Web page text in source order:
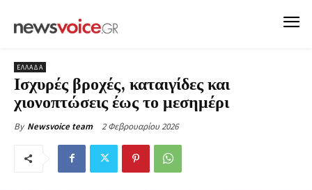
ΕΛΛΑΔΑ
Ισχυρές βροχές, καταιγίδες και
χιονοπτώσεις έως το μεσημέρι
By Newsvoice team 2 Φεβρουαρίου 2026